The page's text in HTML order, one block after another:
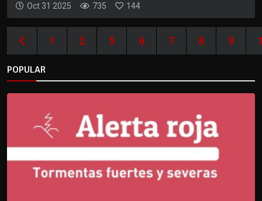
Oct 31 2025 735 144
1 2 5 6 7 8 9
POPULAR